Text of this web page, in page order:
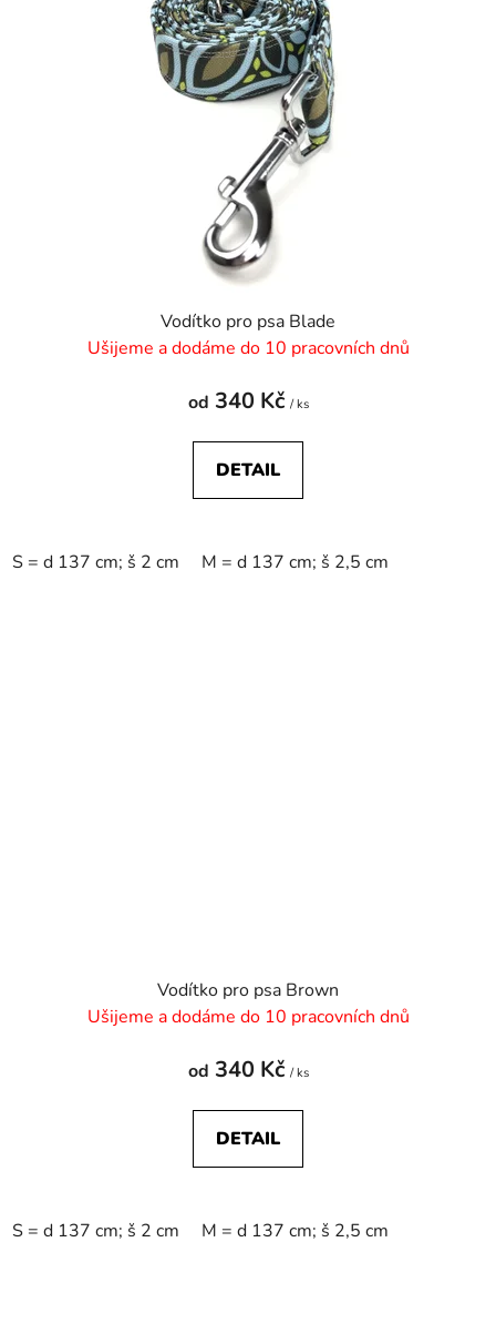
Vodítko pro psa Blade
Ušijeme a dodáme do 10 pracovních dnů
od 340 Kč / ks
DETAIL
S = d 137 cm; š 2 cm M = d 137 cm; š 2,5 cm
Vodítko pro psa Brown
Ušijeme a dodáme do 10 pracovních dnů
od 340 Kč / ks
DETAIL
S = d 137 cm; š 2 cm M = d 137 cm; š 2,5 cm